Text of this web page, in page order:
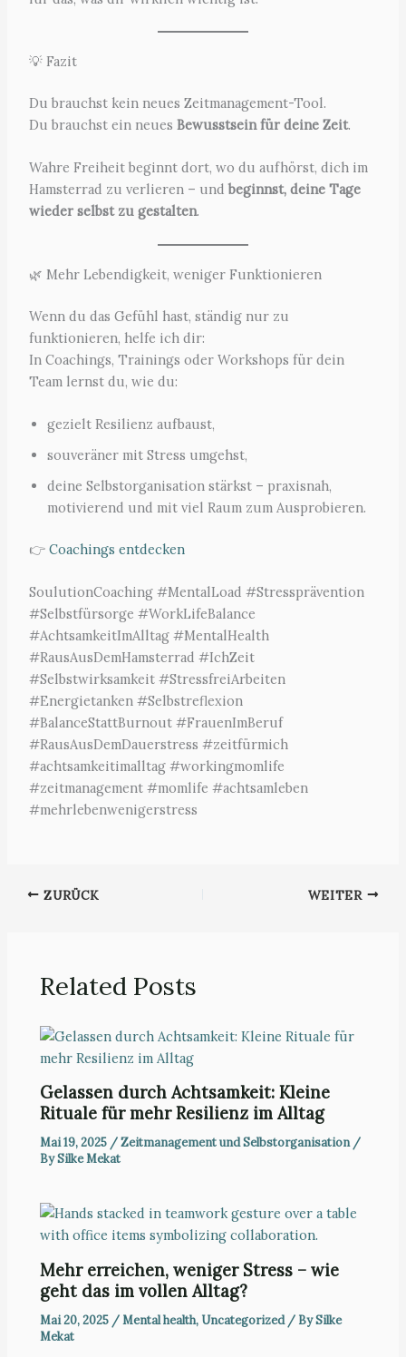
💡 Fazit
Du brauchst kein neues Zeitmanagement-Tool.
Du brauchst ein neues Bewusstsein für deine Zeit.
Wahre Freiheit beginnt dort, wo du aufhörst, dich im
Hamsterrad zu verlieren – undbeginnst, deine Tage
wieder selbst zu gestalten.
🌿 Mehr Lebendigkeit, weniger Funktionieren
Wenn du das Gefühl hast, ständig nur zu
funktionieren, helfe ich dir:
In Coachings, Trainings oder Workshops für dein
Team lernst du, wie du:
gezielt Resilienz aufbaust,
souveräner mit Stress umgehst,
deine Selbstorganisation stärkst – praxisnah,
motivierend und mit viel Raum zum Ausprobieren.
👉 Coachings entdecken
SoulutionCoaching #MentalLoad #Stressprävention
#Selbstfürsorge #WorkLifeBalance
#AchtsamkeitImAlltag #MentalHealth
#RausAusDemHamsterrad #IchZeit
#Selbstwirksamkeit #StressfreiArbeiten
#Energietanken #Selbstreflexion
#BalanceStattBurnout #FrauenImBeruf
#RausAusDemDauerstress #zeitfürmich
#achtsamkeitimalltag #workingmomlife
#zeitmanagement #momlife #achtsamleben
#mehrlebenwenigerstress
ZURÜCK WEITER
Related Posts
Gelassen durch Achtsamkeit: Kleine
Rituale für mehr Resilienz im Alltag
Mai 19, 2025 /Zeitmanagement und Selbstorganisation/
BySilke Mekat
Mehr erreichen, weniger Stress – wie
geht das im vollen Alltag?
Mai 20, 2025 / Mental health, Uncategorized / BySilke
Mekat